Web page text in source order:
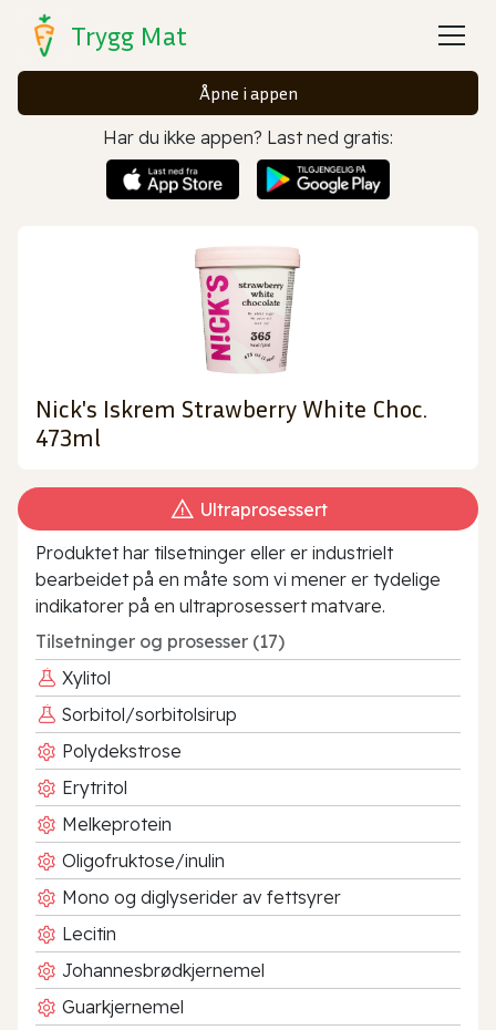
Trygg Mat
Åpne i appen
Har du ikke appen? Last ned gratis:
Nick's Iskrem Strawberry White Choc.
473ml
Ultraprosessert
Produktet har tilsetninger eller er industrielt
bearbeidet på en måte som vi mener er tydelige
indikatorer på en ultraprosessert matvare.
Tilsetninger og prosesser (17)
Xylitol
Sorbitol/sorbitolsirup
Polydekstrose
Erytritol
Melkeprotein
Oligofruktose/inulin
Mono og diglyserider av fettsyrer
Lecitin
Johannesbrødkjernemel
Guarkjernemel